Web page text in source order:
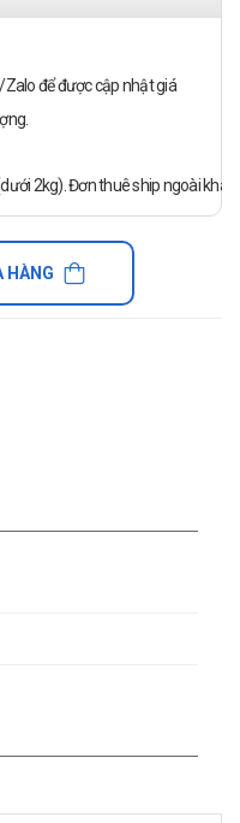
Zalo để được cập nhật giá
2kg). Đơn thuê ship ngoài
HÀNG